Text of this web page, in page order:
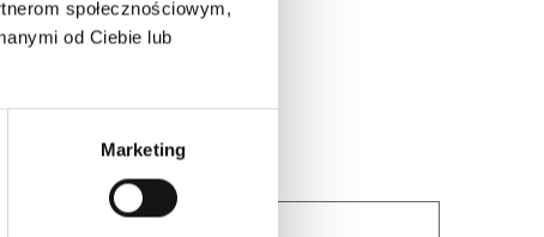
społecznościowym,
od Ciebie lub
Marketing